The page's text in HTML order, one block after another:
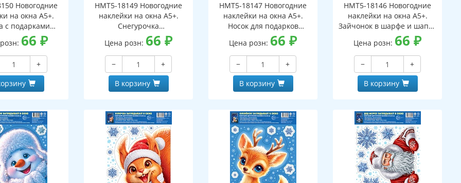
Новогодние
на окна А5+.
с подарками
видны с
сторон,
66₽
+
НМТ5-18149 Новогодние
наклейки на окна А5+.
Снегурочка
(двухсторонние, видны с
обеих сторон,
многоразовые)
Цена розн: 66₽
−
+
В корзину
НМТ5-18147 Новогодние
наклейки на окна А5+.
Носок для подарков
(двухсторонние, видны с
обеих сторон,
многоразовые)
Цена розн: 66₽
−
+
В корзину
НМТ5-18146 Новогодние
наклейки на окна А5+.
Зайчонок в шарфе и шапке
(двухсторонние, видны с
обеих сторон,
многоразовые)
Цена розн: 66₽
−
+
В корзину